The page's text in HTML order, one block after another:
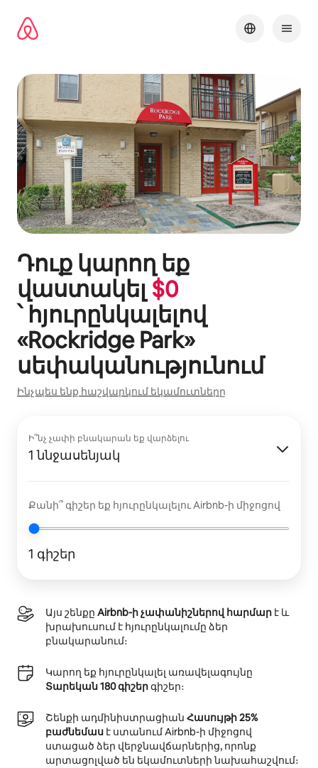
բովանդակությանը
Դուք կարող եք
վաստակել $0
՝ հյուրընկալելով
«Rockridge Park»
սեփականությունում
Ինչպես ենք հաշվարկում եկամուտները
Ի՞նչ չափի բնակարան եք վարձելու
1 ննջասենյակ
Քանի՞ գիշեր եք հյուրընկալելու Airbnb-ի միջոցով
1 գիշեր
Այս շենքը Airbnb-ի չափանիշներով հարմար է և
խրախուսում է հյուրընկալումը ձեր
բնակարանում։
Կարող եք հյուրընկալել առավելագույնը
Տարեկան 180 գիշերգիշեր։
Շենքի ադմինիստրացիան Հասույթի 25%
բաժնեմաս է ստանում Airbnb-ի միջոցով
ստացած ձեր վերջնավճարներից, որոնք
արտացոլված են եկամուտների նախահաշվում։